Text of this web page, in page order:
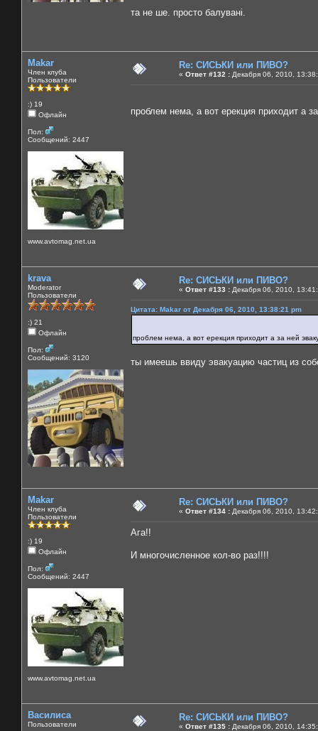
та не ше. просто балувані.
Makar
Член клуба
Пользователи
:) 19
Офлайн
Пол:
Сообщений: 2447
www.avtomag.net.ua
Re: СИСЬКИ или ПИВО?
« Ответ #132 : Декабря 06, 2010,
проблем нема, а вот ерекция приходит а
krava
Moderator
Пользователи
:) 21
Офлайн
Пол:
Сообщений: 3120
Re: СИСЬКИ или ПИВО?
« Ответ #133 : Декабря 06, 2010,
Цитата: Makar от Декабря 06, 2010, 13:38:21 pm
проблем нема, а вот ерекция приходит а за ней
ты имеешь ввиду эвакуацию частиц из
Makar
Член клуба
Пользователи
:) 19
Офлайн
Пол:
Сообщений: 2447
www.avtomag.net.ua
Re: СИСЬКИ или ПИВО?
« Ответ #134 : Декабря 06, 2010,
Ага!!
И многочисленное кол-во раз!!!!
Василиса
Пользователи
Re: СИСЬКИ или ПИВО?
« Ответ #135 : Декабря 06, 2010,